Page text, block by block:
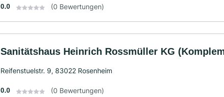
0.0 (0 Bewertungen)
Sanitätshaus Heinrich Rossmüller KG
Reifenstuelstr. 9, 83022 Rosenheim
0.0 (0 Bewertungen)